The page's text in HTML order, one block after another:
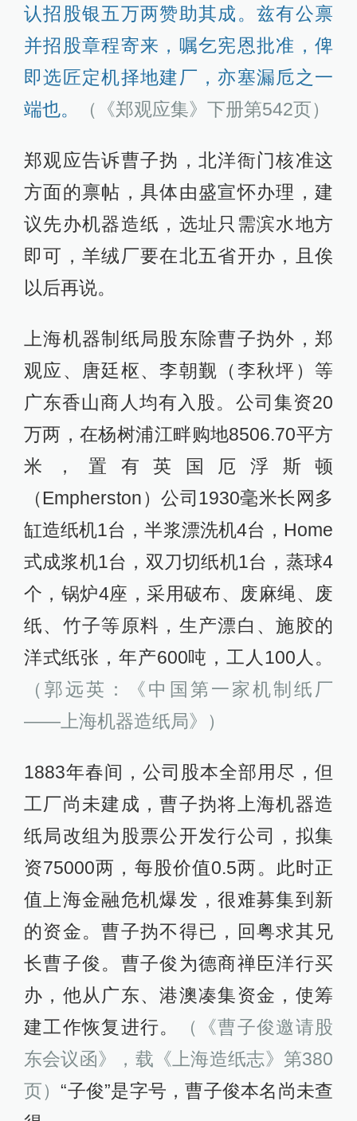
认招股银五万两赞助其成。兹有公禀
并招股章程寄来，嘱乞宪恩批准，俾
即选匠定机择地建厂，亦塞漏卮之一
端也。
（《郑观应集》下册第542页）
郑观应告诉曹子㧑，北洋衙门核准这
方面的禀帖，具体由盛宣怀办理，建
议先办机器造纸，选址只需滨水地方
即可，羊绒厂要在北五省开办，且俟
以后再说。
上海机器制纸局股东除曹子㧑外，郑
观应、唐廷枢、李朝觐（李秋坪）等
广东香山商人均有入股。公司集资20
万两，在杨树浦江畔购地8506.70平方
米，置有英国厄浮斯顿
（Empherston）公司1930毫米长网多
缸造纸机1台，半浆漂洗机4台，Home
式成浆机1台，双刀切纸机1台，蒸球4
个，锅炉4座，采用破布、废麻绳、废
纸、竹子等原料，生产漂白、施胶的
洋式纸张，年产600吨，工人100人。
（郭远英：《中国第一家机制纸厂
——上海机器造纸局》）
1883年春间，公司股本全部用尽，但
工厂尚未建成，曹子㧑将上海机器造
纸局改组为股票公开发行公司，拟集
资75000两，每股价值0.5两。此时正
值上海金融危机爆发，很难募集到新
的资金。曹子㧑不得已，回粤求其兄
长曹子俊。曹子俊为德商禅臣洋行买
办，他从广东、港澳凑集资金，使筹
建工作恢复进行。
（《曹子俊邀请股
东会议函》，载《上海造纸志》第380
页）“子俊”是字号，曹子俊本名尚未查